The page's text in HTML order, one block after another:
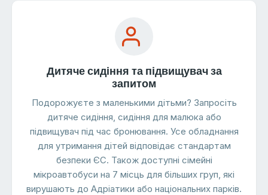
Дитяче сидіння та підвищувач за
запитом
Подорожуєте з маленькими дітьми? Запросіть
дитяче сидіння, сидіння для малюка або
підвищувач під час бронювання. Усе обладнання
для утримання дітей відповідає стандартам
безпеки ЄС. Також доступні сімейні
мікроавтобуси на 7 місць для більших груп, які
вирушають до Адріатики або національних парків.